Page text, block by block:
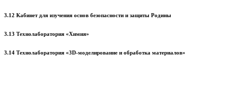
3.12 Кабинет для изучения основ безопасности и защиты Родины
3.13 Технолаборатория «Химия»
3.14 Технолаборатория «3D-моделирование и обработка материалов»